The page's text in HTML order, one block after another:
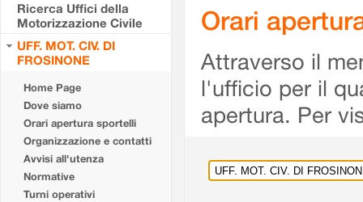
Ricerca Uffici della
Motorizzazione Civile
UFF. MOT. CIV. DI
FROSINONE
Home Page
Dove siamo
Orari apertura sportelli
Organizzazione e contatti
Avvisi all'utenza
Normative
Turni operativi
Orari
Attraverso il
l'ufficio per il
apertura. Per